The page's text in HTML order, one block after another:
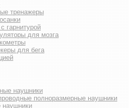
тренажеры
гарнитурой
для мозга
для бега
наушники
полноразмерные наушники
наушники